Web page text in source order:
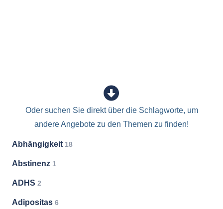
Oder suchen Sie direkt über die Schlagworte, um
andere Angebote zu den Themen zu finden!
Abhängigkeit 18
Abstinenz 1
ADHS 2
Adipositas 6